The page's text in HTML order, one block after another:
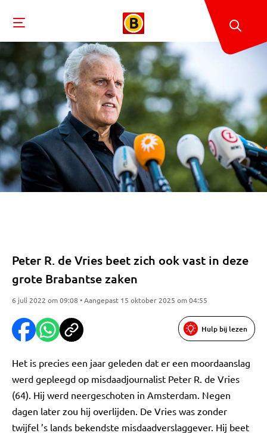
Peter R. de Vries beet zich ook vast in deze
grote Brabantse zaken
6 juli 2022 om 09:08 • Aangepast 15 oktober 2025 om 04:55
Hulp bij lezen
Het is precies een jaar geleden dat er een moordaanslag
werd gepleegd op misdaadjournalist Peter R. de Vries
(64). Hij werd neergeschoten in Amsterdam. Negen
dagen later zou hij overlijden. De Vries was zonder
twijfel ’s lands bekendste misdaadverslaggever. Hij beet